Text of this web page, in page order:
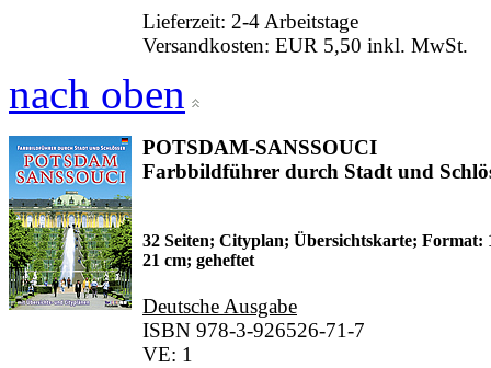
Lieferzeit: 2-4 Arbeitstage
Versandkosten: EUR 5,50 inkl. MwSt.
nach oben
POTSDAM-SANSSOUCI
Farbbildführer durch Stadt und
32 Seiten; Cityplan; Übersichtskarte; Format:
21 cm; geheftet
Deutsche Ausgabe
ISBN 978-3-926526-71-7
VE: 1